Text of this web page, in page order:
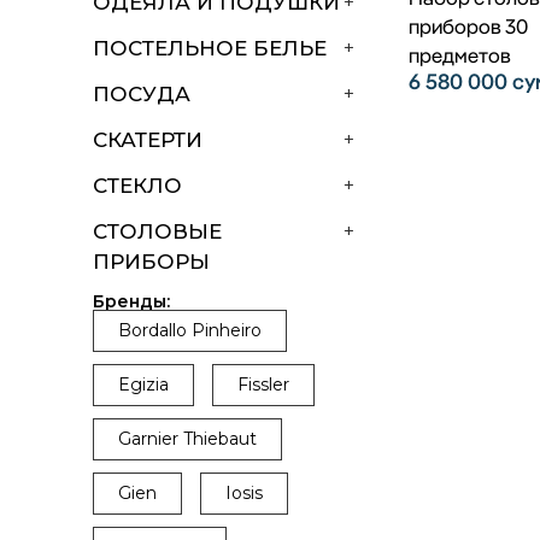
+
ПОСТЕЛЬНОЕ БЕЛЬЕ
+
ПОСУДА
+
СКАТЕРТИ
+
СТЕКЛО
+
СТОЛОВЫЕ
ПРИБОРЫ
Бренды:
Bordallo Pinheiro
Egizia Fissler
Garnier Thiebaut
Gien Iosis
приборов 30
предметов
6 580 000